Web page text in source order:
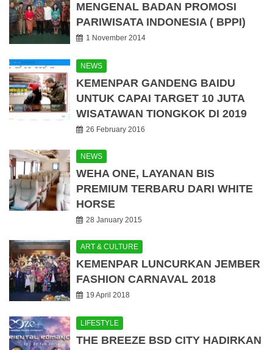
MENGENAL BADAN PROMOSI
PARIWISATA INDONESIA ( BPPI)
1 November 2014
NEWS
KEMENPAR GANDENG BAIDU
UNTUK CAPAI TARGET 10 JUTA
WISATAWAN TIONGKOK DI 2019
26 February 2016
NEWS
WEHA ONE, LAYANAN BIS
PREMIUM TERBARU DARI WHITE
HORSE
28 January 2015
ART & CULTURE
KEMENPAR LUNCURKAN JEMBER
FASHION CARNAVAL 2018
19 April 2018
LIFESTYLE
THE BREEZE BSD CITY HADIRKAN